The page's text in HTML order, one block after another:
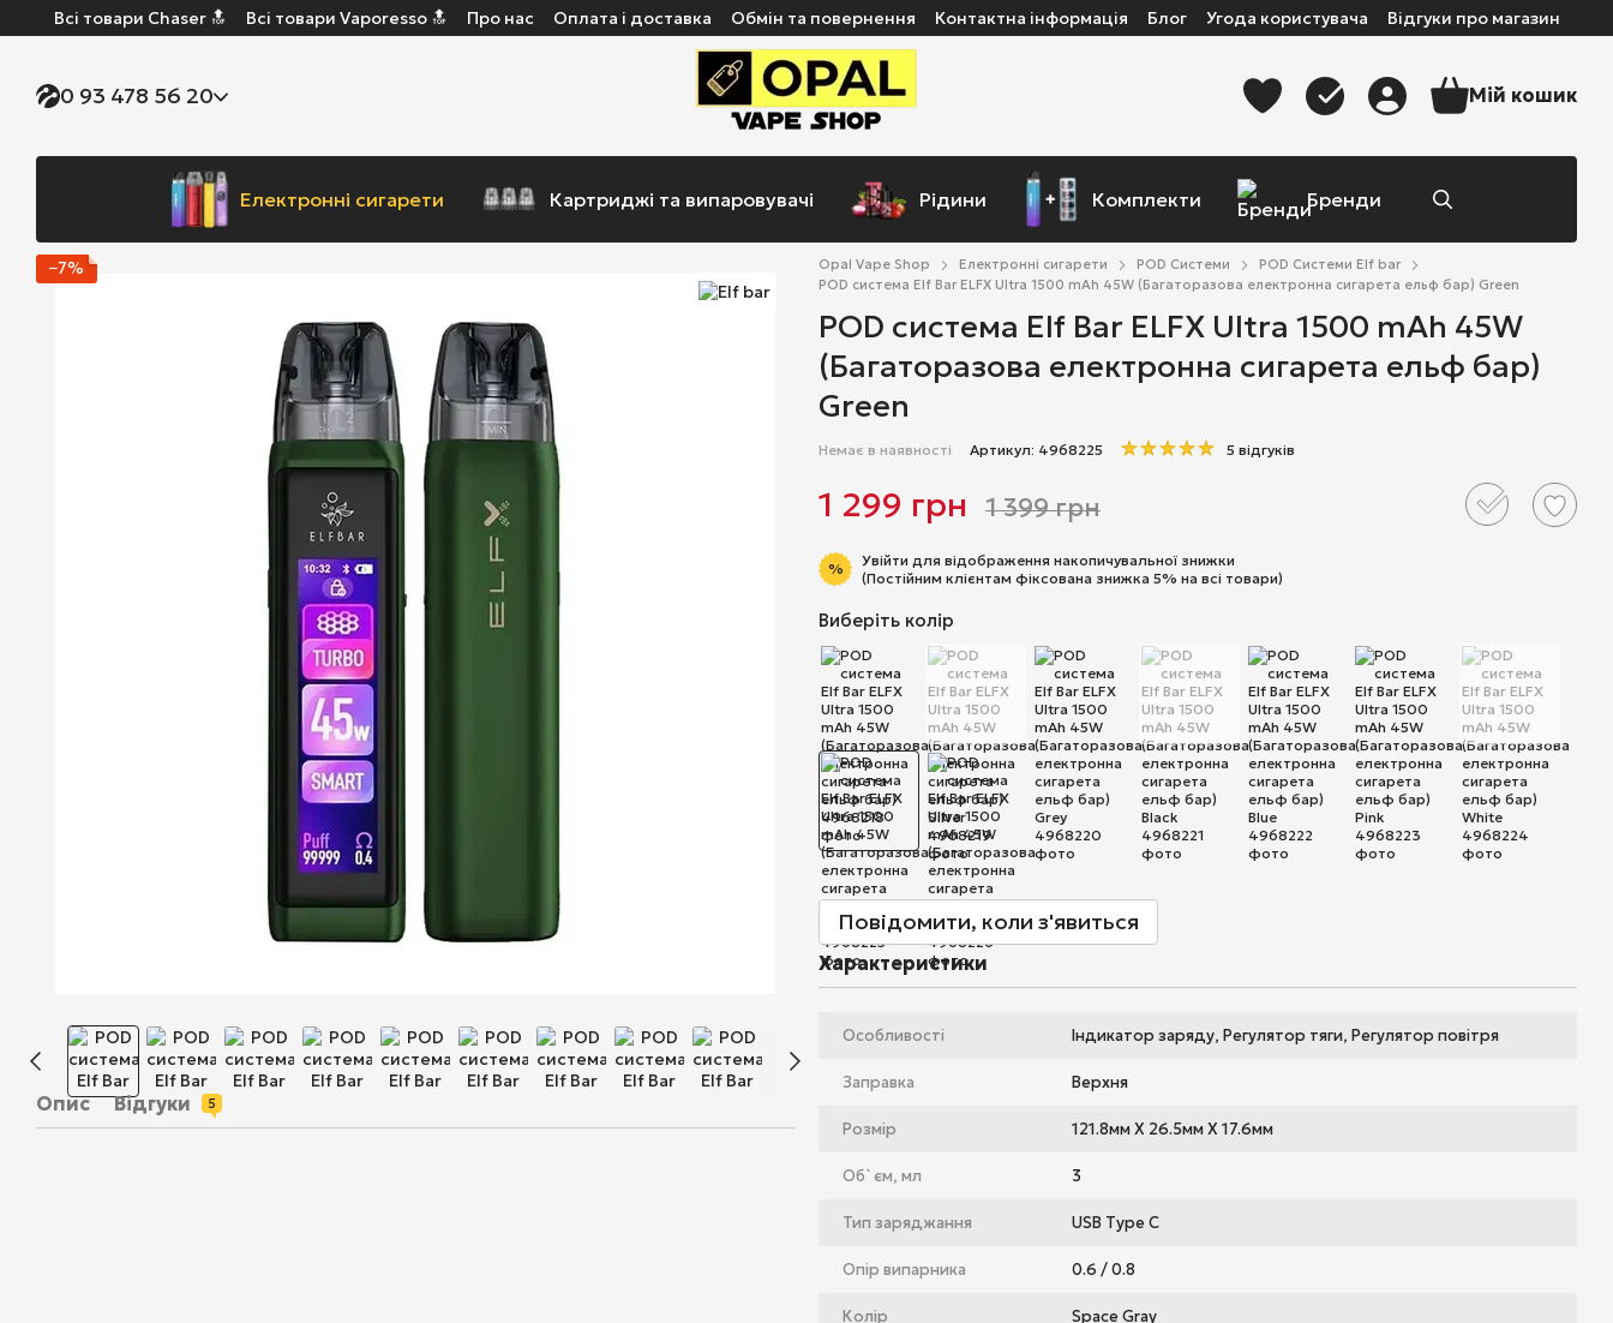
Перейти до основного контенту
Всі товари Chaser 🔝 Всі товари Vaporesso 🔝 Про нас Оплата і доставка Обмін та повернення Контактна інформація Блог Угода користувача Відгуки про магазин
0 93 478 56 20 Мій кошик
Електронні сигарети Картриджі та випаровувачі Рідини Комплекти Бренди
−7%
Опис Відгуки 5
Opal Vape Shop Електронні сигарети POD Системи
POD Системи Elf bar
POD система Elf Bar ELFX Ultra 1500 mAh 45W (Багаторазова електронна сигарета ельф бар) Green
POD система Elf Bar ELFX Ultra 1500 mAh 45W
(Багаторазова електронна сигарета ельф бар)
Green
Немає в наявності Артикул: 4968225 5 відгуків
1 299 грн 1 399 грн
% Увійти для відображення накопичувальної знижки
(Постійним клієнтам фіксована знижка 5% на всі товари)
Виберіть колір
Повідомити, коли з'явиться
Характеристики
Особливості Індикатор заряду, Регулятор тяги, Регулятор повітря
Заправка Верхня
Розмір 121.8мм Х 26.5мм Х 17.6мм
Об`єм, мл 3
Тип заряджання USB Type C
Опір випарника 0.6 / 0.8
Колір Space Gray